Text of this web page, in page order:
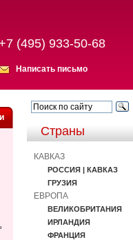
(495) 933-50-68
Написать письмо
Страны
КАВКАЗ
РОССИЯ | КАВКАЗ
ГРУЗИЯ
ЕВРОПА
ВЕЛИКОБРИТАНИЯ
ИРЛАНДИЯ
ФРАНЦИЯ